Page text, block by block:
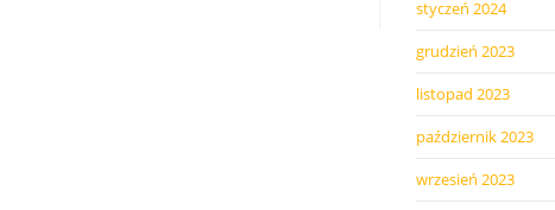
styczeń 2024
grudzień 2023
listopad 2023
październik 2023
wrzesień 2023